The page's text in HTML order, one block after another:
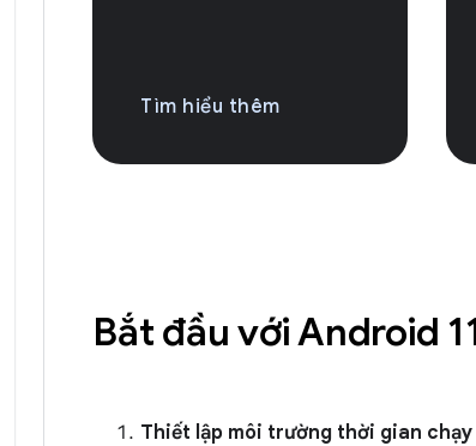
Tìm hiểu thêm
Bắt đầu với Android
Thiết lập môi trường thời gian chạy